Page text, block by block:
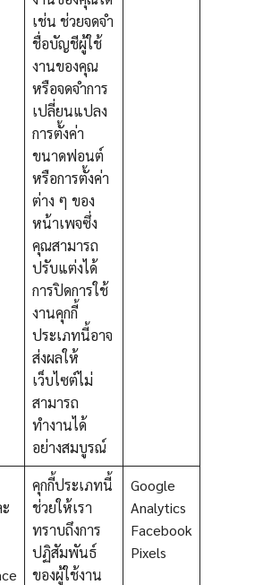
เช่น ช่วยจดจำ
ชื่อบัญชีผู้ใช้
งานของคุณ
หรือจดจำการ
เปลี่ยนแปลง
การตั้งค่า
ขนาดฟอนต์
หรือการตั้งค่า
ต่าง ๆ ของ
หน้าเพจซึ่ง
คุณสามารถ
ปรับแต่งได้
การปิดการใช้
งานคุกกี้
ประเภทนี้อาจ
ส่งผลให้
เว็บไซต์ไม่
สามารถ
ทำงานได้
อย่างสมบูรณ์
คุกกี้ประเภทนี้
ช่วยให้เรา
ทราบถึงการ
ปฏิสัมพันธ์
ของผู้ใช้งาน
Google
Analytics
Facebook
Pixels